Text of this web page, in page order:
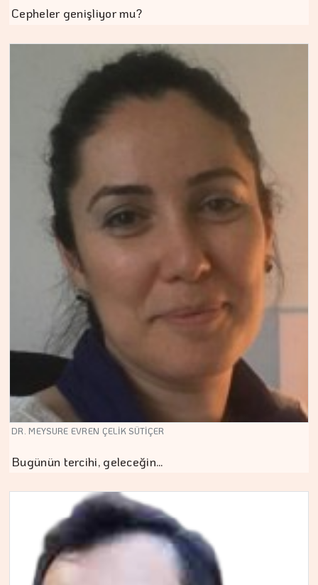
Cepheler genişliyor mu?
DR. MEYSURE EVREN ÇELİK SÜTİÇER
Bugünün tercihi, geleceğin…